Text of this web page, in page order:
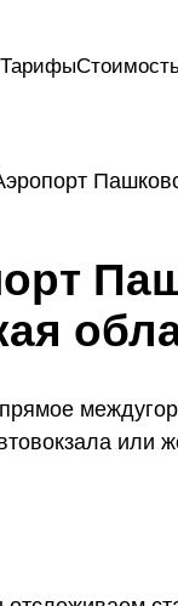
Тарифы